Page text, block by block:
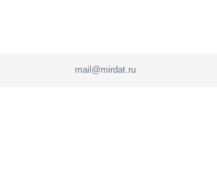
mail@mirdat.ru